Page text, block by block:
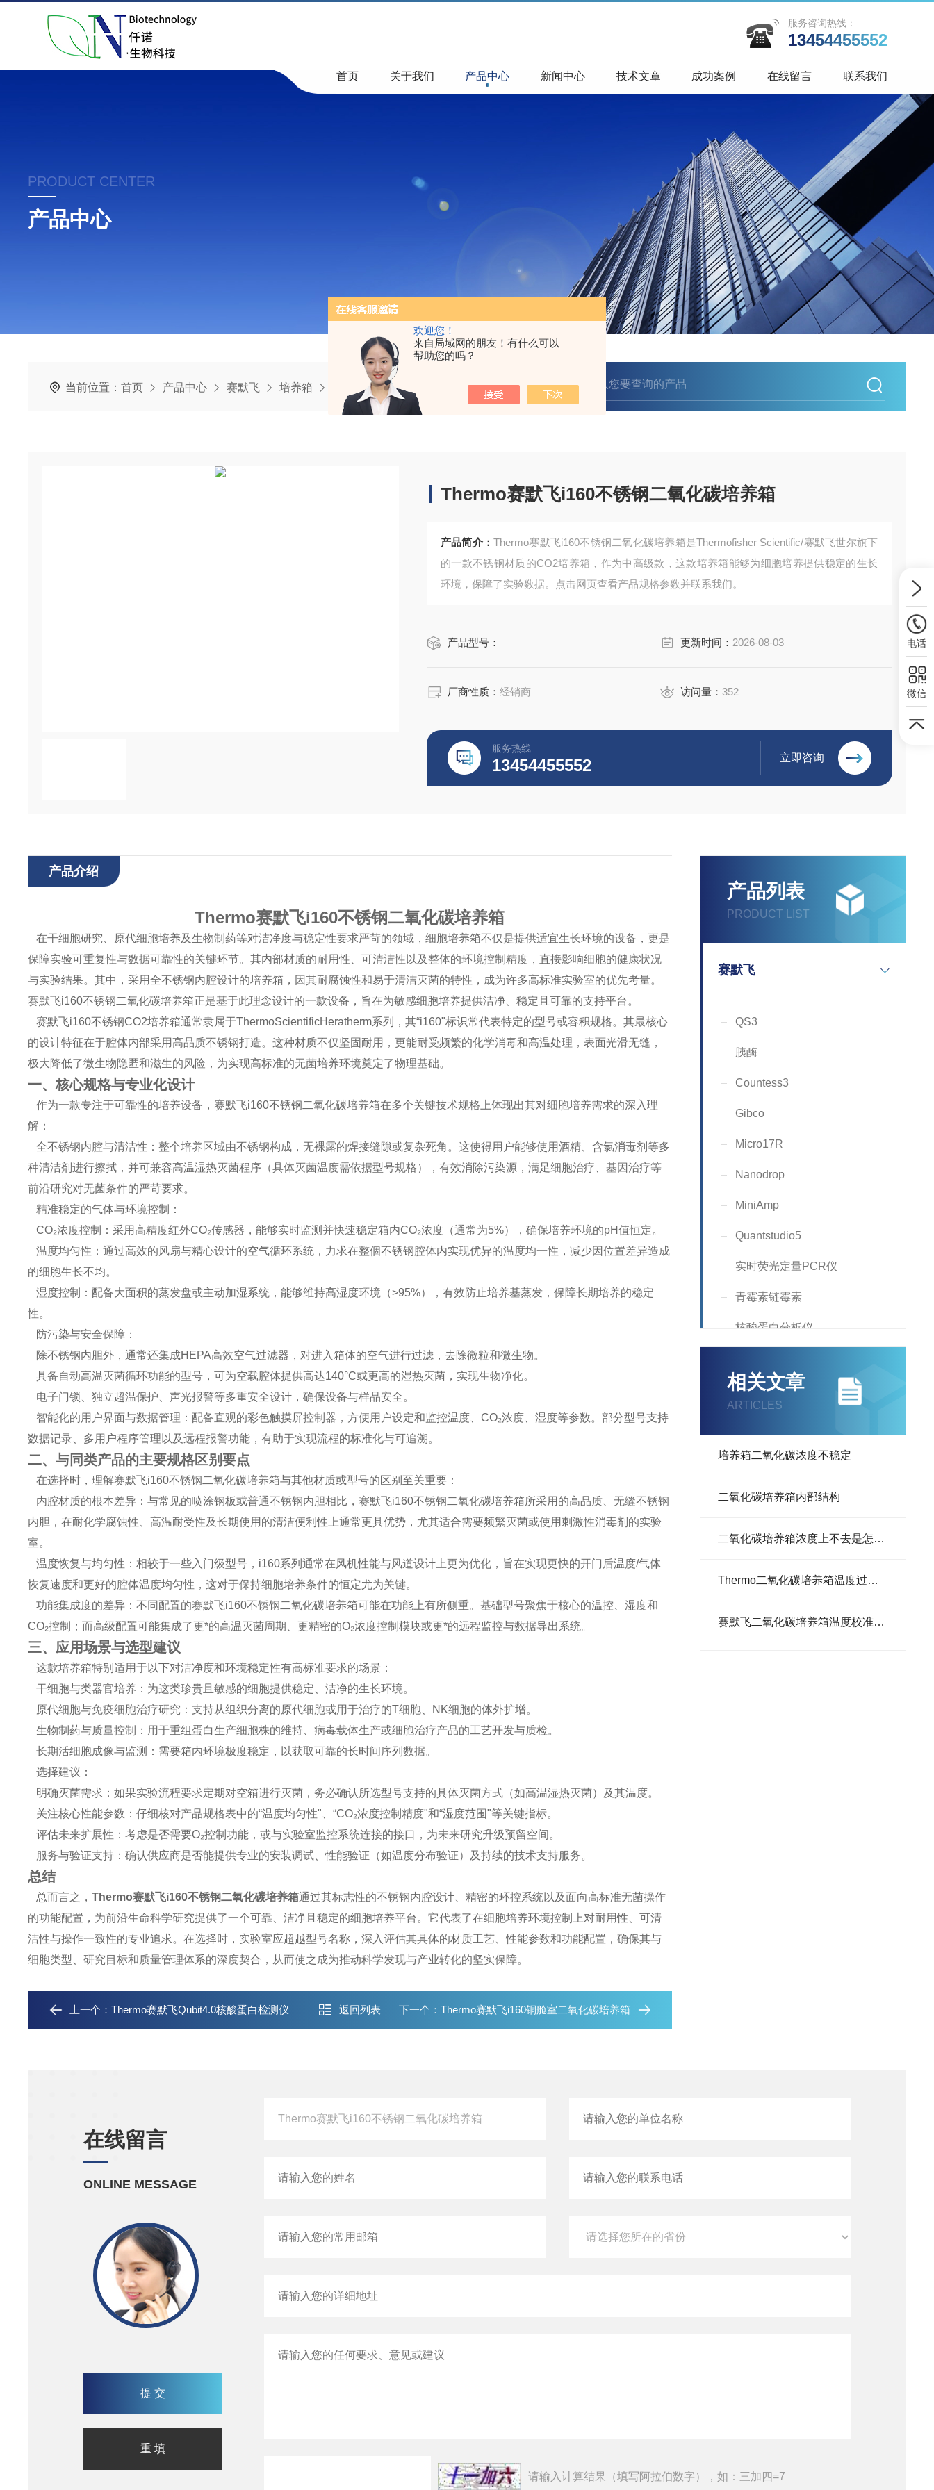
欢迎您！
来自局域网的朋友！有什么可以
帮助您的吗？
服务咨询热线：
13454455552
首页 关于我们 产品中心 新闻中心 技术文章 成功案例 在线留言 联系我们
PRODUCT CENTER
产品中心
当前位置： 首页 产品中心 赛默飞 培养箱 ​Thermo赛默飞i160不锈钢二氧化碳培养箱
​Thermo赛默飞i160不锈钢二氧化碳培养箱
产品简介：​Thermo赛默飞i160不锈钢二氧化碳培养箱是Thermofisher Scientific/赛默飞世尔旗下
的一款不锈钢材质的CO2培养箱，作为中高级款，这款培养箱能够为细胞培养提供稳定的生长
环境，保障了实验数据。点击网页查看产品规格参数并联系我们。
产品型号： 更新时间： 2026-08-03
厂商性质：经销商 访问量：352
服务热线
13454455552 立即咨询
产品列表
PRODUCT LIST
赛默飞
QS3
胰酶
Countess3
Gibco
Micro17R
Nanodrop
MiniAmp
Quantstudio5
实时荧光定量PCR仪
青霉素链霉素
核酸蛋白分析仪
Countess
Supplement
荧光分析仪
相关文章
ARTICLES
​培养箱二氧化碳浓度不稳定
二氧化碳培养箱内部结构
​二氧化碳培养箱浓度上不去是怎么回事
​Thermo二氧化碳培养箱温度过高怎么办
​赛默飞二氧化碳培养箱温度校准操作指南
产品介绍
Thermo赛默飞i160不锈钢二氧化碳培养箱
在干细胞研究、原代细胞培养及生物制药等对洁净度与稳定性要求严苛的领域，细胞培养箱不仅是提供适宜生长环境的设备，更是
保障实验可重复性与数据可靠性的关键环节。其内部材质的耐用性、可清洁性以及整体的环境控制精度，直接影响细胞的健康状况
与实验结果。其中，采用全不锈钢内腔设计的培养箱，因其耐腐蚀性和易于清洁灭菌的特性，成为许多高标准实验室的优先考量。
赛默飞i160不锈钢二氧化碳培养箱正是基于此理念设计的一款设备，旨在为敏感细胞培养提供洁净、稳定且可靠的支持平台。
赛默飞i160不锈钢CO2培养箱通常隶属于ThermoScientificHeratherm系列，其“i160"标识常代表特定的型号或容积规格。其最核心
的设计特征在于腔体内部采用高品质不锈钢打造。这种材质不仅坚固耐用，更能耐受频繁的化学消毒和高温处理，表面光滑无缝，
极大降低了微生物隐匿和滋生的风险，为实现高标准的无菌培养环境奠定了物理基础。
一、核心规格与专业化设计
作为一款专注于可靠性的培养设备，赛默飞i160不锈钢二氧化碳培养箱在多个关键技术规格上体现出其对细胞培养需求的深入理
解：
全不锈钢内腔与清洁性：整个培养区域由不锈钢构成，无裸露的焊接缝隙或复杂死角。这使得用户能够使用酒精、含氯消毒剂等多
种清洁剂进行擦拭，并可兼容高温湿热灭菌程序（具体灭菌温度需依据型号规格），有效消除污染源，满足细胞治疗、基因治疗等
前沿研究对无菌条件的严苛要求。
精准稳定的气体与环境控制：
CO₂浓度控制：采用高精度红外CO₂传感器，能够实时监测并快速稳定箱内CO₂浓度（通常为5%），确保培养环境的pH值恒定。
温度均匀性：通过高效的风扇与精心设计的空气循环系统，力求在整個不锈钢腔体内实现优异的温度均一性，减少因位置差异造成
的细胞生长不均。
湿度控制：配备大面积的蒸发盘或主动加湿系统，能够维持高湿度环境（>95%），有效防止培养基蒸发，保障长期培养的稳定
性。
防污染与安全保障：
除不锈钢内胆外，通常还集成HEPA高效空气过滤器，对进入箱体的空气进行过滤，去除微粒和微生物。
具备自动高温灭菌循环功能的型号，可为空载腔体提供高达140°C或更高的湿热灭菌，实现生物净化。
电子门锁、独立超温保护、声光报警等多重安全设计，确保设备与样品安全。
智能化的用户界面与数据管理：配备直观的彩色触摸屏控制器，方便用户设定和监控温度、CO₂浓度、湿度等参数。部分型号支持
数据记录、多用户程序管理以及远程报警功能，有助于实现流程的标准化与可追溯。
二、与同类产品的主要规格区别要点
在选择时，理解赛默飞i160不锈钢二氧化碳培养箱与其他材质或型号的区别至关重要：
内腔材质的根本差异：与常见的喷涂钢板或普通不锈钢内胆相比，赛默飞i160不锈钢二氧化碳培养箱所采用的高品质、无缝不锈钢
内胆，在耐化学腐蚀性、高温耐受性及长期使用的清洁便利性上通常更具优势，尤其适合需要频繁灭菌或使用刺激性消毒剂的实验
室。
温度恢复与均匀性：相较于一些入门级型号，i160系列通常在风机性能与风道设计上更为优化，旨在实现更快的开门后温度/气体
恢复速度和更好的腔体温度均匀性，这对于保持细胞培养条件的恒定尤为关键。
功能集成度的差异：不同配置的赛默飞i160不锈钢二氧化碳培养箱可能在功能上有所侧重。基础型号聚焦于核心的温控、湿度和
CO₂控制；而高级配置可能集成了更*的高温灭菌周期、更精密的O₂浓度控制模块或更*的远程监控与数据导出系统。
三、应用场景与选型建议
这款培养箱特别适用于以下对洁净度和环境稳定性有高标准要求的场景：
干细胞与类器官培养：为这类珍贵且敏感的细胞提供稳定、洁净的生长环境。
原代细胞与免疫细胞治疗研究：支持从组织分离的原代细胞或用于治疗的T细胞、NK细胞的体外扩增。
生物制药与质量控制：用于重组蛋白生产细胞株的维持、病毒载体生产或细胞治疗产品的工艺开发与质检。
长期活细胞成像与监测：需要箱内环境极度稳定，以获取可靠的长时间序列数据。
选择建议：
明确灭菌需求：如果实验流程要求定期对空箱进行灭菌，务必确认所选型号支持的具体灭菌方式（如高温湿热灭菌）及其温度。
关注核心性能参数：仔细核对产品规格表中的“温度均匀性"、“CO₂浓度控制精度"和“湿度范围"等关键指标。
评估未来扩展性：考虑是否需要O₂控制功能，或与实验室监控系统连接的接口，为未来研究升级预留空间。
服务与验证支持：确认供应商是否能提供专业的安装调试、性能验证（如温度分布验证）及持续的技术支持服务。
总结
总而言之， Thermo赛默飞i160不锈钢二氧化碳培养箱通过其标志性的不锈钢内腔设计、精密的环控系统以及面向高标准无菌操作
的功能配置，为前沿生命科学研究提供了一个可靠、洁净且稳定的细胞培养平台。它代表了在细胞培养环境控制上对耐用性、可清
洁性与操作一致性的专业追求。在选择时，实验室应超越型号名称，深入评估其具体的材质工艺、性能参数和功能配置，确保其与
细胞类型、研究目标和质量管理体系的深度契合，从而使之成为推动科学发现与产业转化的坚实保障。
上一个： Thermo赛默飞Qubit4.0核酸蛋白检测仪 返回列表 下一个： Thermo赛默飞i160铜舱室二氧化碳培养箱
在线留言
ONLINE MESSAGE
请输入计算结果（填写阿拉伯数字），如：三加四=7
电话
微信